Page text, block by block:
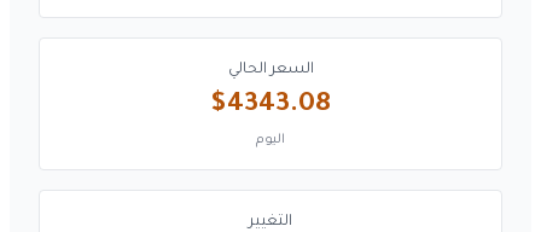
السعر الحالي
$4343.08
اليوم
التغيير